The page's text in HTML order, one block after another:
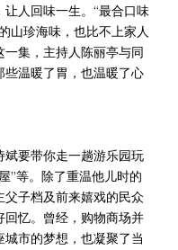
人回味一生。“最合口味
山珍海味，也比不上家人
集，主持人陈丽亭与同
温暖了胃，也温暖了心
斌要带你走一趟游乐园玩
”等。除了重温他儿时的
子档及前来嬉戏的民众
忆。曾经，购物商场并
市的梦想，也凝聚了当